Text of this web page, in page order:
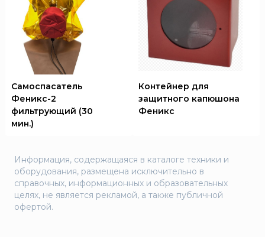
Самоспасатель
Феникс-2
фильтрующий (30
мин.)
Контейнер для
защитного капюшона
Феникс
Информация, содержащаяся в каталоге техники и
оборудования, размещена исключительно в
справочных, информационных и образовательных
целях, не является рекламой, а также публичной
офертой.